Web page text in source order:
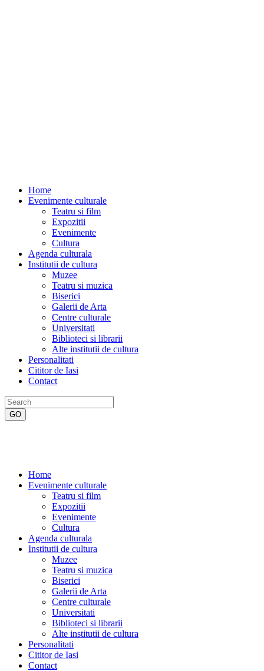
Home
Evenimente culturale
Teatru si film
Expozitii
Evenimente
Cultura
Agenda culturala
Institutii de cultura
Muzee
Teatru si muzica
Biserici
Galerii de Arta
Centre culturale
Universitati
Biblioteci si librarii
Alte institutii de cultura
Personalitati
Cititor de Iasi
Contact
Home
Evenimente culturale
Teatru si film
Expozitii
Evenimente
Cultura
Agenda culturala
Institutii de cultura
Muzee
Teatru si muzica
Biserici
Galerii de Arta
Centre culturale
Universitati
Biblioteci si librarii
Alte institutii de cultura
Personalitati
Cititor de Iasi
Contact